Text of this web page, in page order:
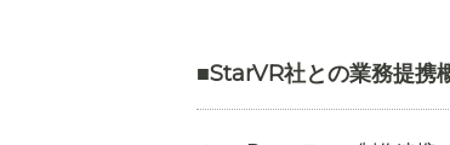
■StarVR社との業務提携